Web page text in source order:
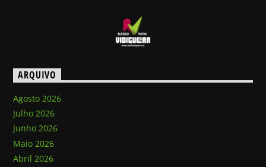
ARQUIVO
Agosto 2026
Julho 2026
Junho 2026
Maio 2026
Abril 2026